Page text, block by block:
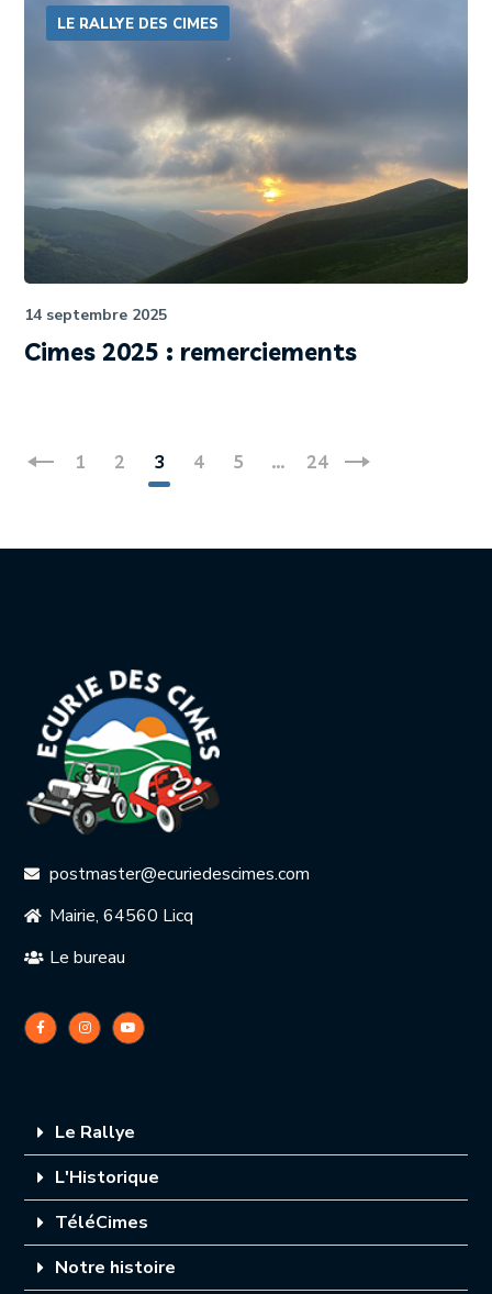
LE RALLYE DES CIMES
14 septembre 2025
Cimes 2025 : remerciements
1 2 3 4 5 … 24
postmaster@ecuriedescimes.com
Mairie, 64560 Licq
Le bureau
Le Rallye
L'Historique
TéléCimes
Notre histoire